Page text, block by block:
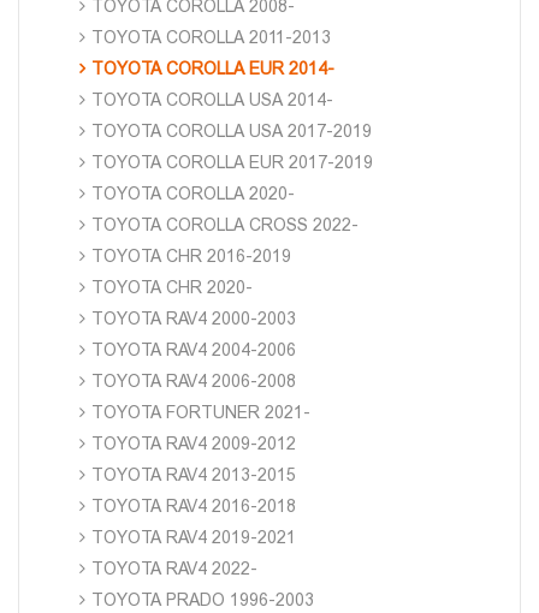
TOYOTA COROLLA 2008-
TOYOTA COROLLA 2011-2013
TOYOTA COROLLA EUR 2014-
TOYOTA COROLLA USA 2014-
TOYOTA COROLLA USA 2017-2019
TOYOTA COROLLA EUR 2017-2019
TOYOTA COROLLA 2020-
TOYOTA COROLLA CROSS 2022-
TOYOTA CHR 2016-2019
TOYOTA CHR 2020-
TOYOTA RAV4 2000-2003
TOYOTA RAV4 2004-2006
TOYOTA RAV4 2006-2008
TOYOTA FORTUNER 2021-
TOYOTA RAV4 2009-2012
TOYOTA RAV4 2013-2015
TOYOTA RAV4 2016-2018
TOYOTA RAV4 2019-2021
TOYOTA RAV4 2022-
TOYOTA PRADO 1996-2003